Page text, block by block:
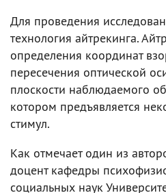
Для проведения
технология айтрекинга.
определения координат
пересечения оптической
плоскости наблюдаемого
котором предъявляется
стимул.
Как отмечает один из
доцент кафедры
социальных наук